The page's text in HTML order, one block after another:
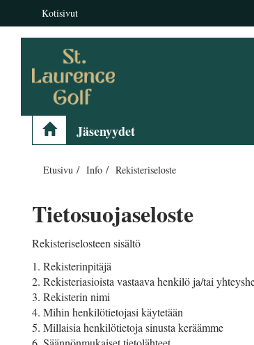
Kotisivut
Jäsenyydet
Etusivu Info Rekisteriseloste
Tietosuojaseloste
Rekisteriselosteen sisältö
1. Rekisterinpitäjä
2. Rekisteriasioista vastaava henkilö ja/tai
3. Rekisterin nimi
4. Mihin henkilötietojasi käytetään
5. Millaisia henkilötietoja sinusta keräämme